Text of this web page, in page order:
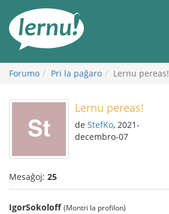
enhavo
Forumo Pri la paĝaro Lernu pereas!
Lernu pereas!
de StefKo, 2021-
decembro-07
Mesaĝoj: 25
IgorSokoloff (Montri la profilon)